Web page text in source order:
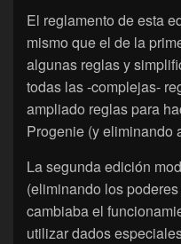
El reglamento de esta
mismo que el de la
algunas reglas y
todas las -complejas-
ampliado reglas para
Progenie (y eliminando
La segunda edición
(eliminando los
cambiaba el
utilizar dados